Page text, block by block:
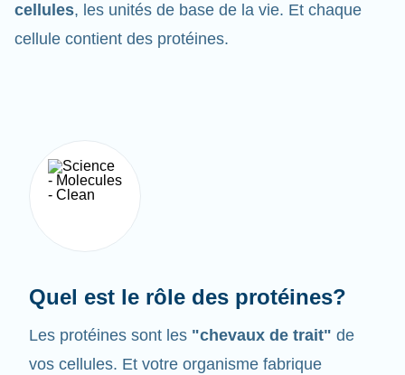
cellules, les unités de base de la vie. Et chaque
cellule contient des protéines.
Quel est le rôle des protéines?
Les protéines sont les "chevaux de trait" de
vos cellules. Et votre organisme fabrique